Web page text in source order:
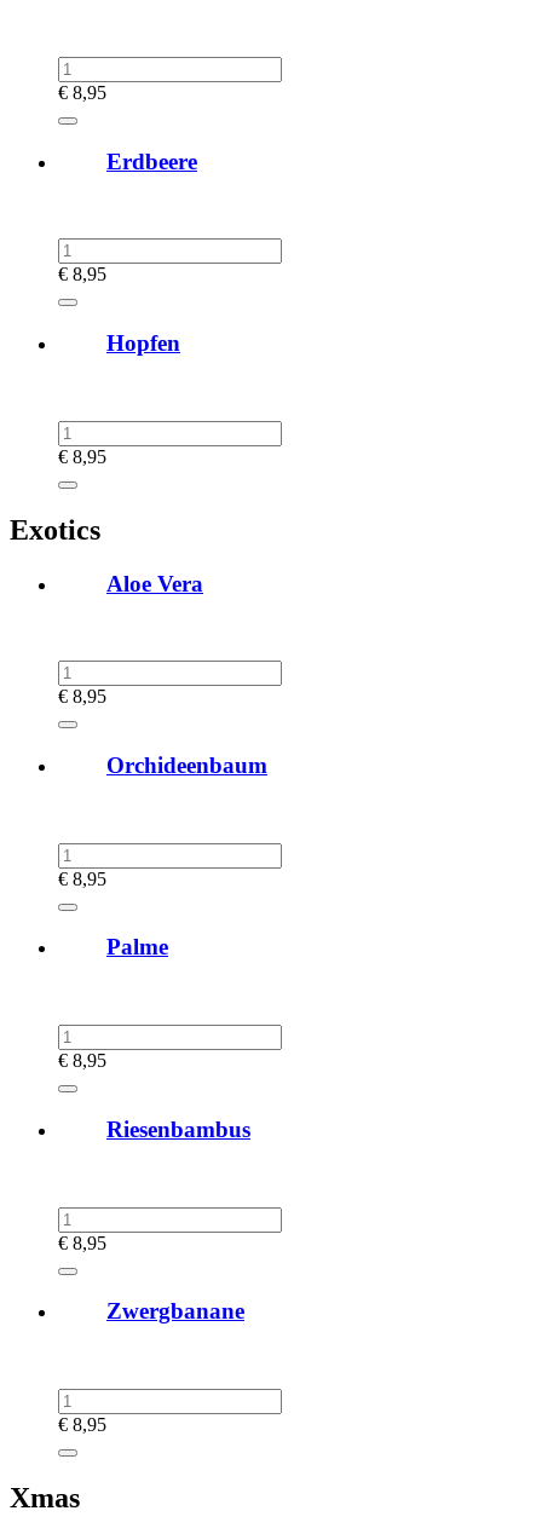
€ 8,95
Erdbeere
€ 8,95
Hopfen
€ 8,95
Exotics
Aloe Vera
€ 8,95
Orchideenbaum
€ 8,95
Palme
€ 8,95
Riesenbambus
€ 8,95
Zwergbanane
€ 8,95
Xmas